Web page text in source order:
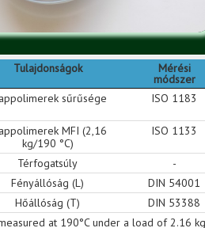
Tulajdonságok Mérési
módszer
sűrűsége ISO 1183
MFI (2,16
kg/190 °C)
ISO 1133
Térfogatsúly
-
Fényállóság (L)
DIN 54001
Hőállóság (T)
DIN 53388
at 190°C under a load of 2.16